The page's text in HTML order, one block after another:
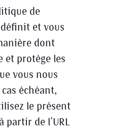
de
et vous
dont
et protège les
vous nous
échéant,
le présent
partir de l’URL